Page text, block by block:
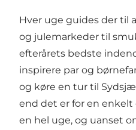
Hver uge guides der til
og julemarkeder til
efterårets bedste
inspirere par og
og køre en tur til
end det er for en enkelt
en hel uge, og uanset